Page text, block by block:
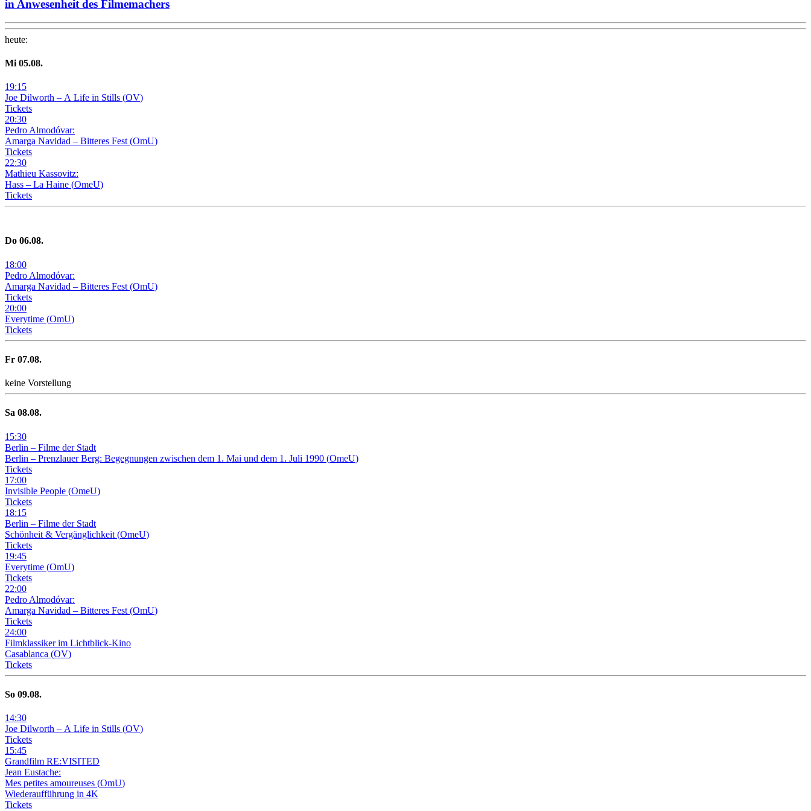
in Anwesenheit des Filmemachers
heute:
Mi 05.08.
19:15
Joe Dilworth – A Life in Stills (OV)
Tickets
20:30
Pedro Almodóvar:
Amarga Navidad – Bitteres Fest (OmU)
Tickets
22:30
Mathieu Kassovitz:
Hass – La Haine (OmeU)
Tickets
Do 06.08.
18:00
Pedro Almodóvar:
Amarga Navidad – Bitteres Fest (OmU)
Tickets
20:00
Everytime (OmU)
Tickets
Fr 07.08.
keine Vorstellung
Sa 08.08.
15:30
Berlin – Filme der Stadt
Berlin – Prenzlauer Berg: Begegnungen zwischen dem 1. Mai und dem 1. Juli 1990 (OmeU)
Tickets
17:00
Invisible People (OmeU)
Tickets
18:15
Berlin – Filme der Stadt
Schönheit & Vergänglichkeit (OmeU)
Tickets
19:45
Everytime (OmU)
Tickets
22:00
Pedro Almodóvar:
Amarga Navidad – Bitteres Fest (OmU)
Tickets
24:00
Filmklassiker im Lichtblick-Kino
Casablanca (OV)
Tickets
So 09.08.
14:30
Joe Dilworth – A Life in Stills (OV)
Tickets
15:45
Grandfilm RE:VISITED
Jean Eustache:
Mes petites amoureuses (OmU)
Wiederaufführung in 4K
Tickets